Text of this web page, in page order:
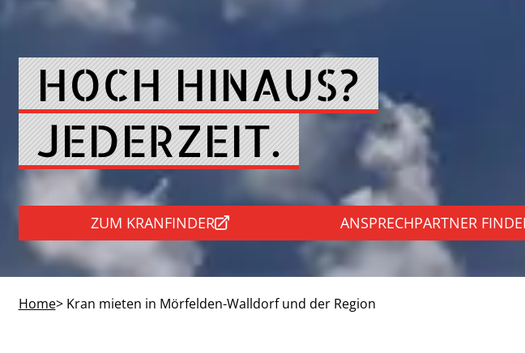
HOCH HINAUS?
JEDERZEIT.
ZUM KRANFINDER ANSPRECHPARTNER
Home> Kran mieten in Mörfelden-Walldorf und der Region